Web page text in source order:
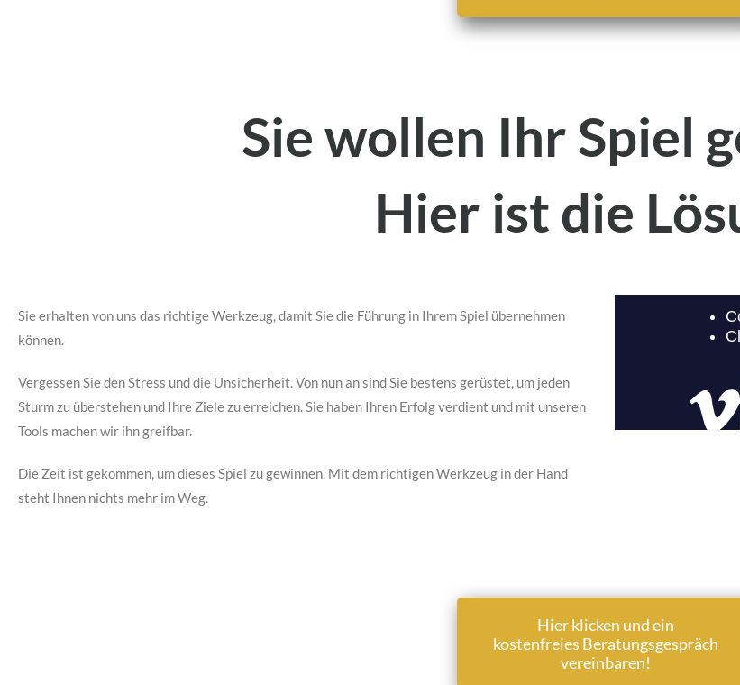
Sie wollen Ihr Spiel
Hier ist die
Sie erhalten von uns das richtige Werkzeug, damit Sie die Führung in Ihrem Spiel übernehmen
können.
Vergessen Sie den Stress und die Unsicherheit. Von nun an sind Sie bestens gerüstet, um jeden
Sturm zu überstehen und Ihre Ziele zu erreichen. Sie haben Ihren Erfolg verdient und mit unseren
Tools machen wir ihn greifbar.
Die Zeit ist gekommen, um dieses Spiel zu gewinnen. Mit dem richtigen Werkzeug in der Hand
steht Ihnen nichts mehr im Weg.
Hier klicken und ein
kostenfreies Beratungsgespräch
vereinbaren!